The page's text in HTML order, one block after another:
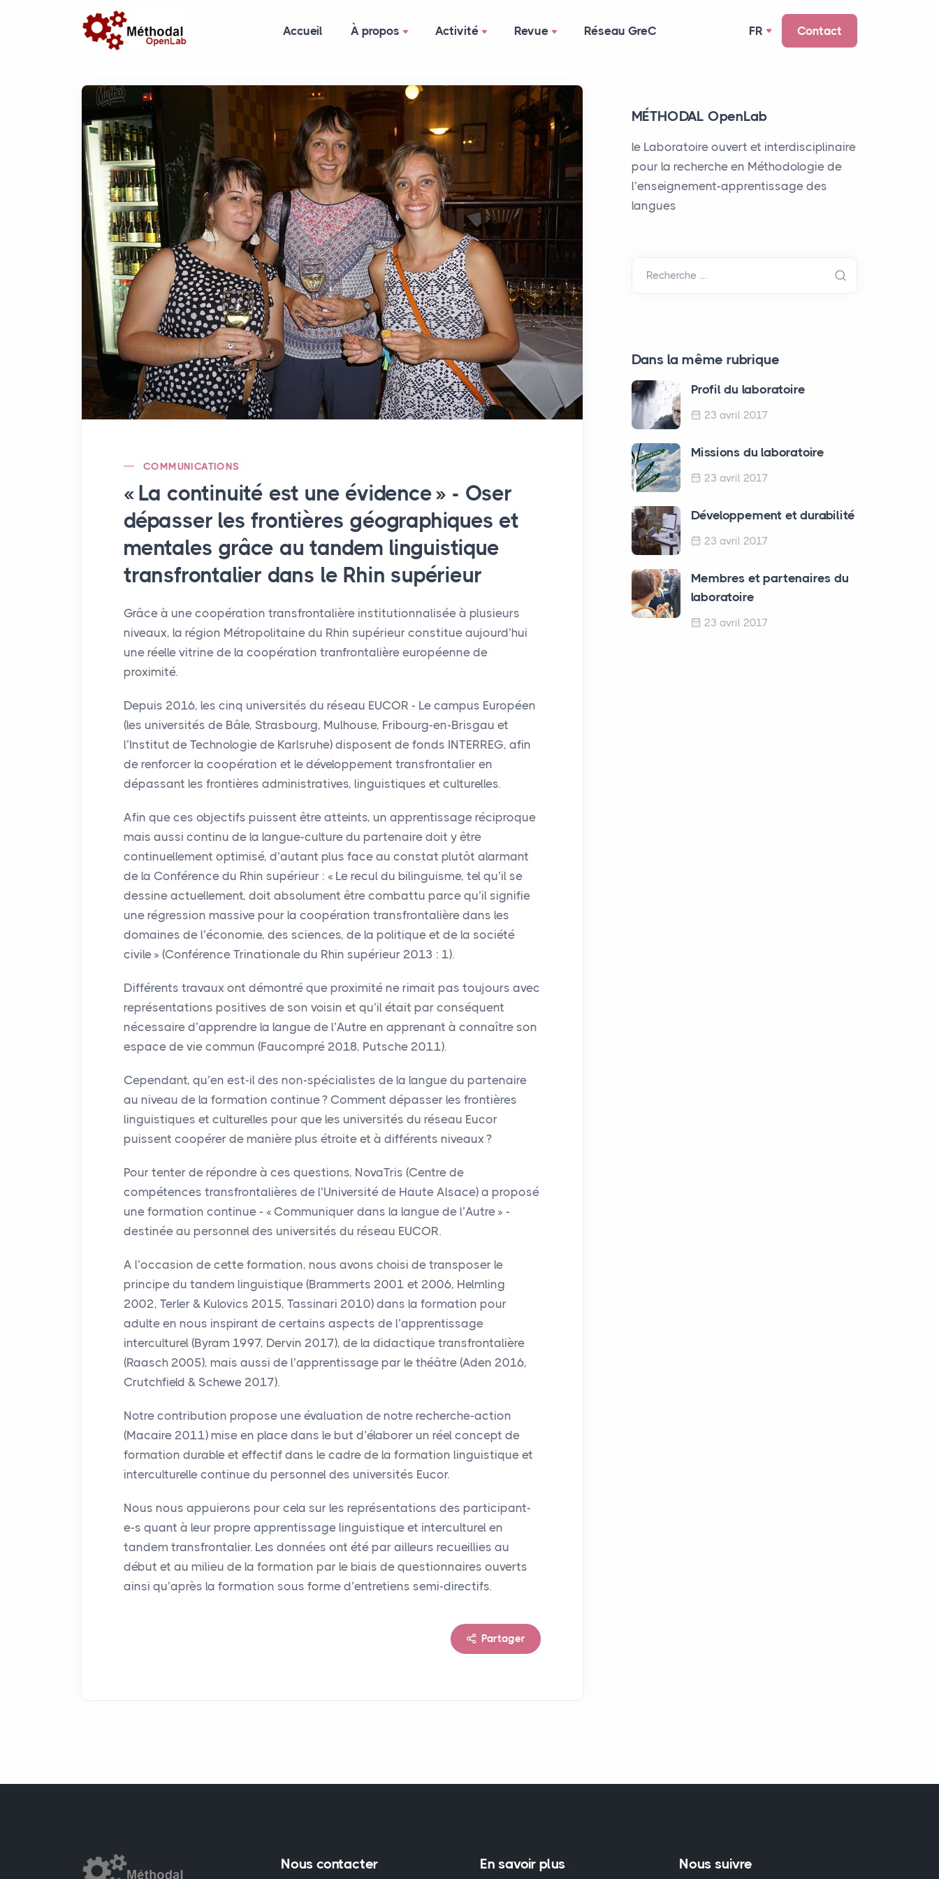
Accueil À propos Activité Revue Réseau GreC FR Contact
COMMUNICATIONS
« La continuité est une évidence» - Oser
dépasser les frontières géographiques et
mentales grâce au tandem linguistique
transfrontalier dans le Rhin supérieur
Grâce à une coopération transfrontalière institutionnalisée à plusieurs
niveaux, la région Métropolitaine du Rhin supérieur constitue aujourd’hui
une réelle vitrine de la coopération tranfrontalière européenne de
proximité.
Depuis 2016, les cinq universités du réseau EUCOR - Le campus Européen
(les universités de Bâle, Strasbourg, Mulhouse, Fribourg-en-Brisgau et
l’Institut de Technologie de Karlsruhe) disposent de fonds INTERREG, afin
de renforcer la coopération et le développement transfrontalier en
dépassant les frontières administratives, linguistiques et culturelles.
Afin que ces objectifs puissent être atteints, un apprentissage réciproque
mais aussi continu de la langue-culture du partenaire doit y être
continuellement optimisé, d’autant plus face au constat plutôt alarmant
de la Conférence du Rhin supérieur : « Le recul du bilinguisme, tel qu’il se
dessine actuellement, doit absolument être combattu parce qu’il signifie
une régression massive pour la coopération transfrontalière dans les
domaines de l’économie, des sciences, de la politique et de la société
civile » (Conférence Trinationale du Rhin supérieur 2013 : 1).
Différents travaux ont démontré que proximité ne rimait pas toujours avec
représentations positives de son voisin et qu’il était par conséquent
nécessaire d’apprendre la langue de l’Autre en apprenant à connaître son
espace de vie commun (Faucompré 2018, Putsche 2011).
Cependant, qu’en est-il des non-spécialistes de la langue du partenaire
au niveau de la formation continue? Comment dépasser les frontières
linguistiques et culturelles pour que les universités du réseau Eucor
puissent coopérer de manière plus étroite et à différents niveaux ?
Pour tenter de répondre à ces questions, NovaTris (Centre de
compétences transfrontalières de l’Université de Haute Alsace) a proposé
une formation continue - « Communiquer dans la langue de l’Autre » -
destinée au personnel des universités du réseau EUCOR.
A l’occasion de cette formation, nous avons choisi de transposer le
principe du tandem linguistique (Brammerts 2001 et 2006, Helmling
2002, Terler & Kulovics 2015, Tassinari 2010) dans la formation pour
adulte en nous inspirant de certains aspects de l’apprentissage
interculturel (Byram 1997, Dervin 2017), de la didactique transfrontalière
(Raasch 2005), mais aussi de l’apprentissage par le théâtre (Aden 2016,
Crutchfield & Schewe 2017).
Notre contribution propose une évaluation de notre recherche-action
(Macaire 2011) mise en place dans le but d’élaborer un réel concept de
formation durable et effectif dans le cadre de la formation linguistique et
interculturelle continue du personnel des universités Eucor.
Nous nous appuierons pour cela sur les représentations des participant-
e-s quant à leur propre apprentissage linguistique et interculturel en
tandem transfrontalier. Les données ont été par ailleurs recueillies au
début et au milieu de la formation par le biais de questionnaires ouverts
ainsi qu’après la formation sous forme d’entretiens semi-directifs.
Partager
MÉTHODAL OpenLab
le Laboratoire ouvert et interdisciplinaire
pour la recherche en Méthodologie de
l’enseignement-apprentissage des
langues
Recherche …
Dans la même rubrique
Profil du laboratoire
23 avril 2017
Missions du laboratoire
23 avril 2017
Développement et durabilité
23 avril 2017
Membres et partenaires du
laboratoire
23 avril 2017
Nous contacter En savoir plus Nous suivre